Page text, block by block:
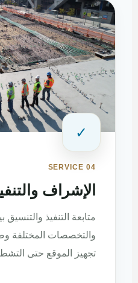
✓
SERVICE 04
الإشراف
متابعة التنفيذ والتنسيق
والتخصصات المختلفة
تجهيز الموقع حتى